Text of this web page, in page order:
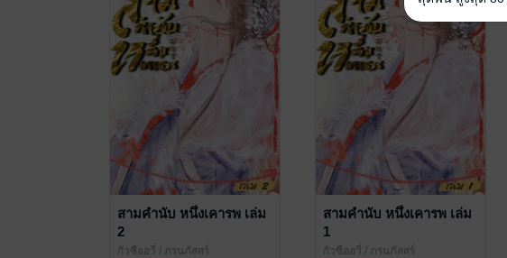
สามคำนับ หนึ่งเคารพ เล่ม
2
กัวซืออวี่ / ภรนภัสสร์
สามคำนับ หนึ่งเคารพ เล่ม
1
กัวซืออวี่ / ภรนภัสสร์